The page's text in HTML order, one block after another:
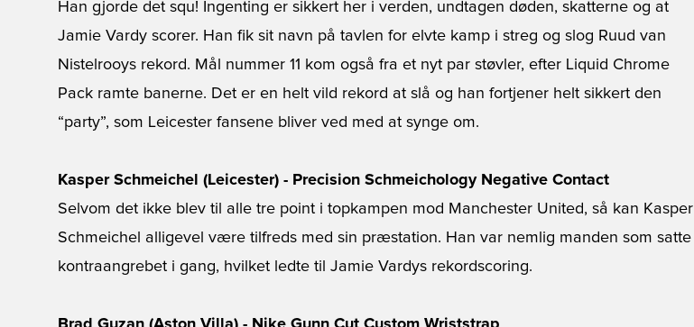
Han gjorde det squ! Ingenting er sikkert her i verden, undtagen døden, skatterne og at
Jamie Vardy scorer. Han fik sit navn på tavlen for elvte kamp i streg og slog Ruud van
Nistelrooys rekord. Mål nummer 11 kom også fra et nyt par støvler, efter Liquid Chrome
Pack ramte banerne. Det er en helt vild rekord at slå og han fortjener helt sikkert den
“party”, som Leicester fansene bliver ved med at synge om.
Kasper Schmeichel (Leicester) - Precision Schmeichology Negative Contact
Selvom det ikke blev til alle tre point i topkampen mod Manchester United, så kan Kasper
Schmeichel alligevel være tilfreds med sin præstation. Han var nemlig manden som satte
kontraangrebet i gang, hvilket ledte til Jamie Vardys rekordscoring.